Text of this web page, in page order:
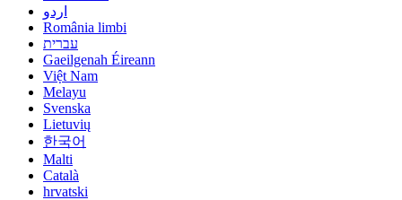
اردو
România limbi
עברית
Gaeilgenah Éireann
Việt Nam
Melayu
Svenska
Lietuvių
한국어
Malti
Català
hrvatski